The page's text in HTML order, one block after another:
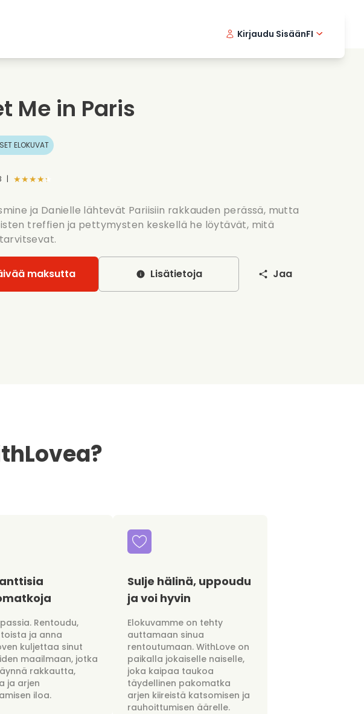
Romanttiset sarjat
Kirjaudu SisäänFI
Me in Paris
ELOKUVAT
| ★★★★★
ja Danielle lähtevät Pariisiin rakkauden perässä, mutta
treffien ja pettymysten keskellä he löytävät, mitä
maksutta Lisätietoja Jaa
Rentoudu,
ja anna
kuljettaa sinut
maailmaan, jotka
rakkautta,
ja arjen
iloa.
Sulje hälinä, uppoudu
ja voi hyvin
Elokuvamme on tehty
auttamaan sinua
rentoutumaan. WithLove on
paikalla jokaiselle naiselle,
joka kaipaa taukoa
täydellinen pakomatka
arjen kiireistä katsomisen ja
rauhoittumisen äärelle.